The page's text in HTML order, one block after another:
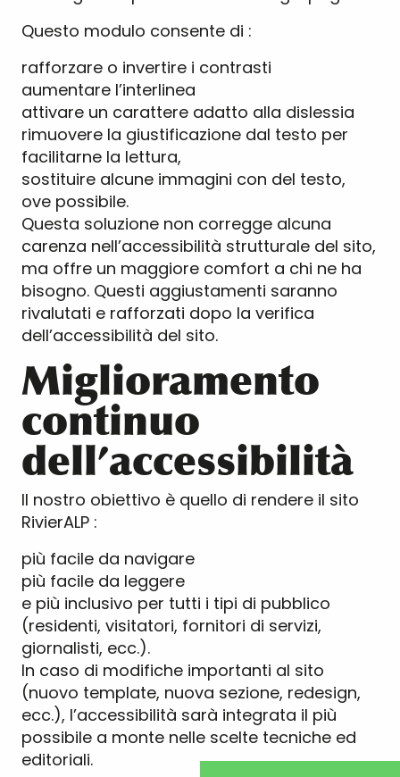
Questo modulo consente di :
rafforzare o invertire i contrasti
aumentare l’interlinea
attivare un carattere adatto alla dislessia
rimuovere la giustificazione dal testo per
facilitarne la lettura,
sostituire alcune immagini con del testo,
ove possibile.
Questa soluzione non corregge alcuna
carenza nell’accessibilità strutturale del sito,
ma offre un maggiore comfort a chi ne ha
bisogno. Questi aggiustamenti saranno
rivalutati e rafforzati dopo la verifica
dell’accessibilità del sito.
Miglioramento
continuo
dell’accessibilità
Il nostro obiettivo è quello di rendere il sito
RivierALP :
più facile da navigare
più facile da leggere
e più inclusivo per tutti i tipi di pubblico
(residenti, visitatori, fornitori di servizi,
giornalisti, ecc.).
In caso di modifiche importanti al sito
(nuovo template, nuova sezione, redesign,
ecc.), l’accessibilità sarà integrata il più
possibile a monte nelle scelte tecniche ed
editoriali.